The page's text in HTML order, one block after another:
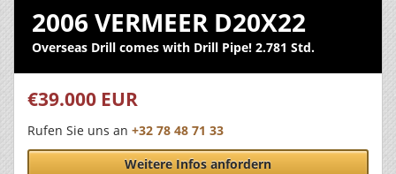
2006 VERMEER D20X22
Overseas Drill comes with Drill Pipe! 2.781 Std.
€39.000 EUR
Rufen Sie uns an +32 78 48 71 33
Weitere Infos anfordern